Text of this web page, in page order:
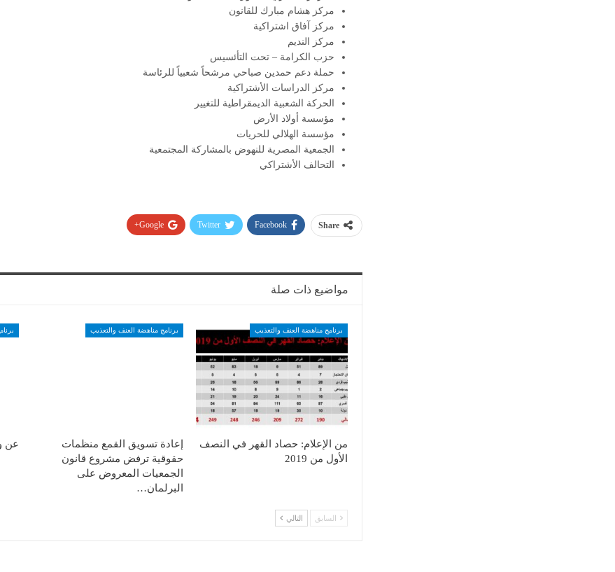
مركز هشام مبارك للقانون
مركز آفاق اشتراكية
مركز النديم
حزب الكرامة – تحت التأئسيس
حملة دعم حمدين صباحي مرشحاً شعبياً للرئاسة
مركز الدراسات الأشتراكية
الحركة الشعبية الديمقراطية للتغيير
مؤسسة أولاد الأرض
مؤسسة الهلالي للحريات
الجمعية المصرية للنهوض بالمشاركة المجتمعية
التحالف الأشتراكي
Share
Facebook
Twitter
Google+
مواضيع ذات صلة
برنامج مناهضة العنف والتعذيب
من الإعلام: حصاد القهر في النصف
الأول من 2019
برنامج مناهضة العنف والتعذيب
إعادة تسويق القمع منظمات
حقوقية ترفض مشروع قانون
الجمعيات المعروض على
البرلمان…
عن
السابق التالي